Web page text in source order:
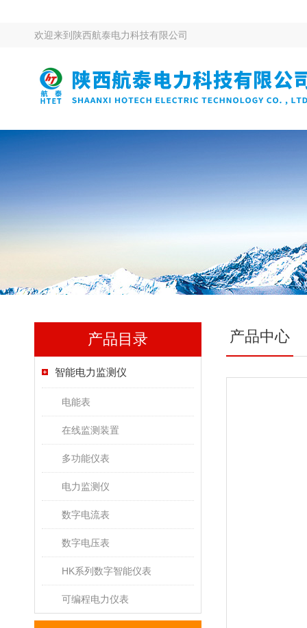
欢迎来到 陕西航泰电力科技有限公司
产品目录
智能电力监测仪
电能表
在线监测装置
多功能仪表
电力监测仪
数字电流表
数字电压表
HK系列数字智能仪表
可编程电力仪表
产品中心